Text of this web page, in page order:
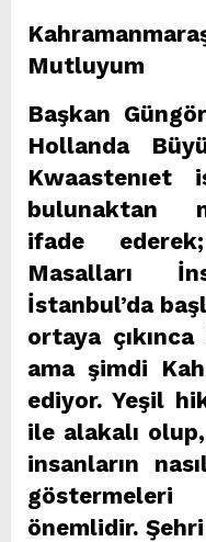
Mutluyum
Başkan
Hollanda
Kwaastenıet
bulunaktan
ifade
Masalları
İstanbul’da
ortaya
ama şimdi
ediyor. Yeşil
ile alakalı
insanların
önemlidir.